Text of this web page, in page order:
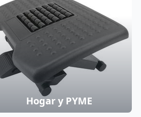
Hogar y PYME